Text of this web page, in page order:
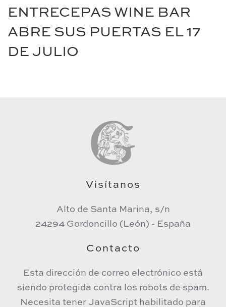
ENTRECEPAS WINE BAR
ABRE SUS PUERTAS EL 17
DE JULIO
Visítanos
Alto de Santa Marina, s/n
24294 Gordoncillo (León) - España
Contacto
Esta dirección de correo electrónico está
siendo protegida contra los robots de spam.
Necesita tener JavaScript habilitado para